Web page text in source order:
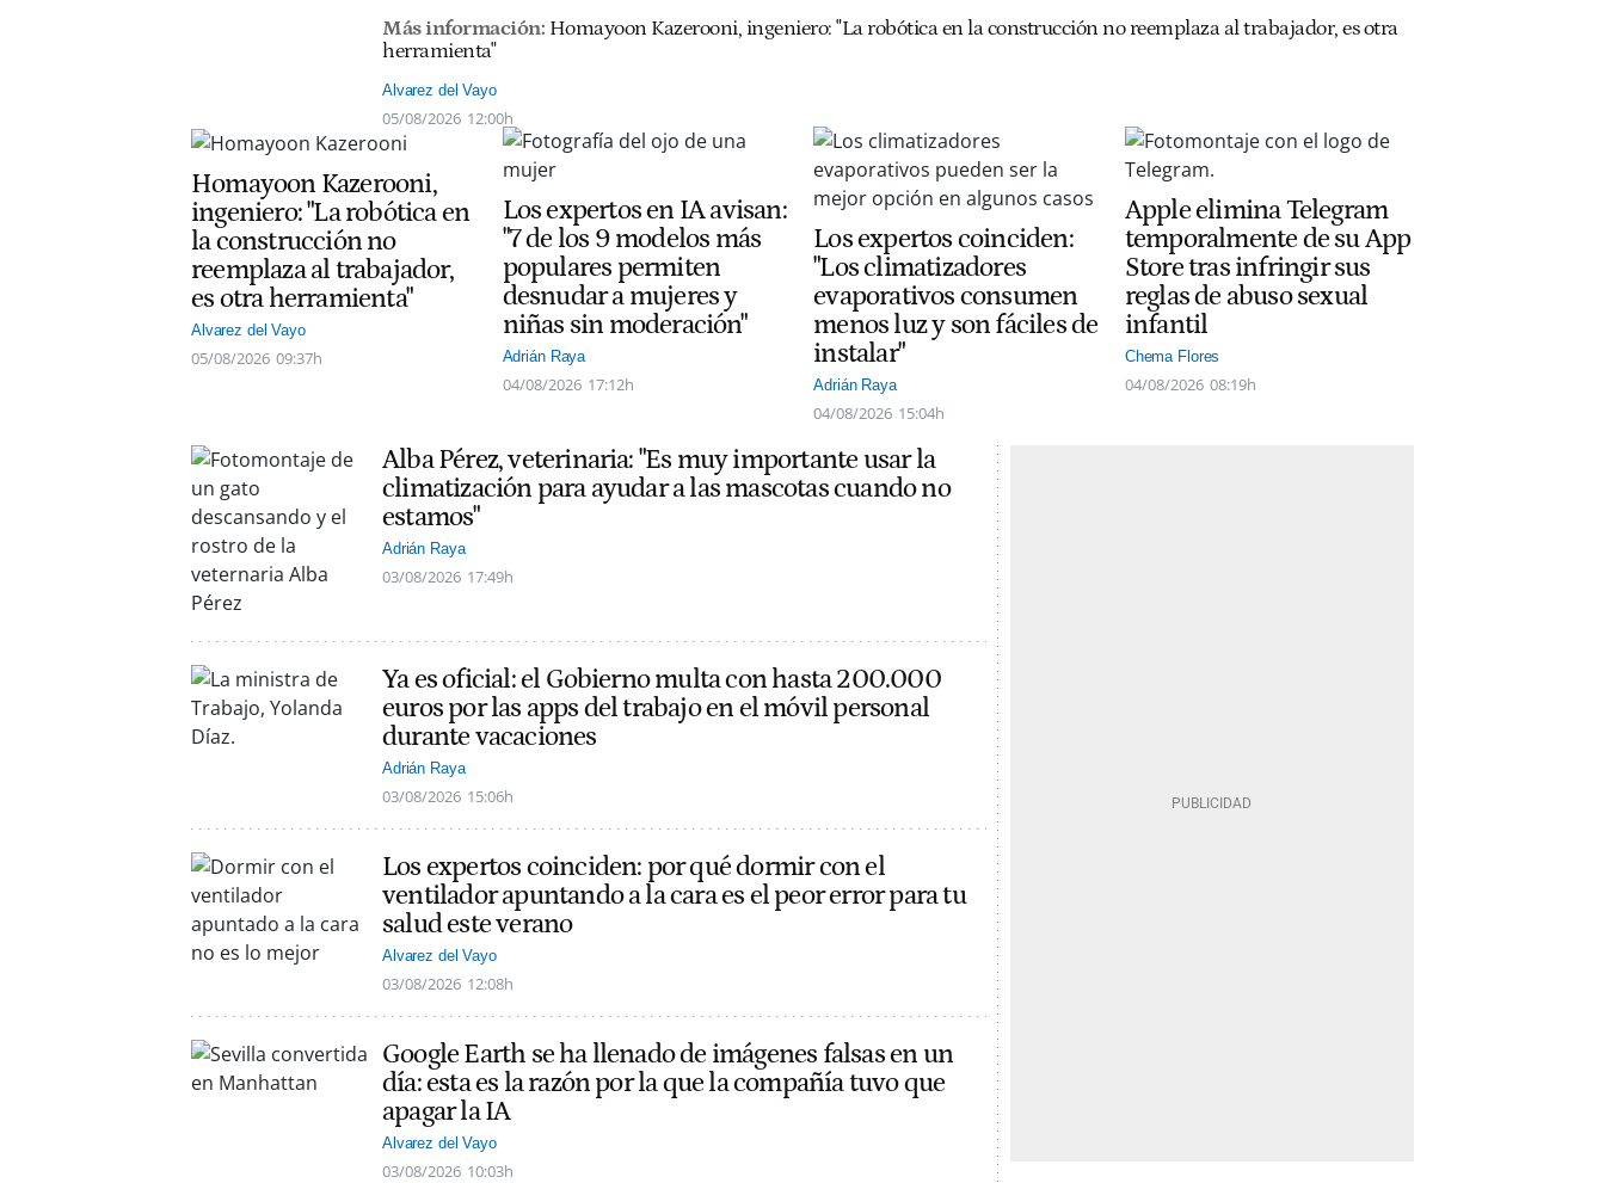
Más información: Homayoon Kazerooni, ingeniero: "La robótica en la construcción no reemplaza al trabajador, es otra
herramienta"
Alvarez del Vayo
05/08/2026 12:00h
Homayoon Kazerooni,
ingeniero: "La robótica en
la construcción no
reemplaza al trabajador,
es otra herramienta"
Alvarez del Vayo
05/08/2026 09:37h
Los expertos en IA avisan:
"7 de los 9 modelos más
populares permiten
desnudar a mujeres y
niñas sin moderación"
Adrián Raya
04/08/2026 17:12h
Los expertos coinciden:
"Los climatizadores
evaporativos consumen
menos luz y son fáciles de
instalar"
Adrián Raya
04/08/2026 15:04h
Apple elimina Telegram
temporalmente de su App
Store tras infringir sus
reglas de abuso sexual
infantil
Chema Flores
04/08/2026 08:19h
Alba Pérez, veterinaria: "Es muy importante usar la
climatización para ayudar a las mascotas cuando no
estamos"
Adrián Raya
03/08/2026 17:49h
Ya es oficial: el Gobierno multa con hasta 200.000
euros por las apps del trabajo en el móvil personal
durante vacaciones
Adrián Raya
03/08/2026 15:06h
Los expertos coinciden: por qué dormir con el
ventilador apuntando a la cara es el peor error para tu
salud este verano
Alvarez del Vayo
03/08/2026 12:08h
Google Earth se ha llenado de imágenes falsas en un
día: esta es la razón por la que la compañía tuvo que
apagar la IA
Alvarez del Vayo
03/08/2026 10:03h